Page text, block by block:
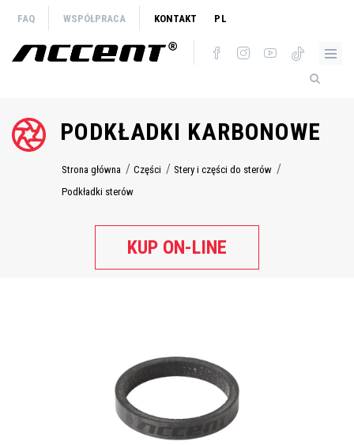
treści
FAQ WSPÓŁPRACA KONTAKT PL
PODKŁADKI KARBONOWE
Ścieżka
nawigacyjna
Strona główna Części
Stery i części do sterów
Podkładki sterów
KUP ON-LINE